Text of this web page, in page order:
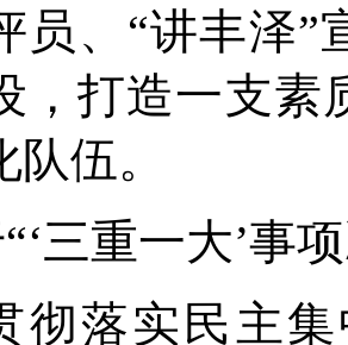
员、“讲丰泽
，打造一支素
伍。
三重一大’事
彻落实民主